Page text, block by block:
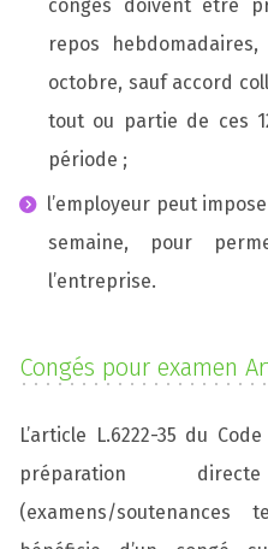
congés doivent être
repos
octobre, sauf accord
tout ou partie de ces
période ;
l’employeur peut
semaine, pour
l’entreprise.
Congés pour examen
L’article L.6222-35 du
préparation
(examens/soutenances